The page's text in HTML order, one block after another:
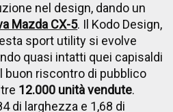
nel design, dando un
Mazda CX-5. Il Kodo Design,
sport utility si evolve
quasi intatti quei capisaldi
buon riscontro di pubblico
12.000 unità vendute.
di larghezza e 1,68 di